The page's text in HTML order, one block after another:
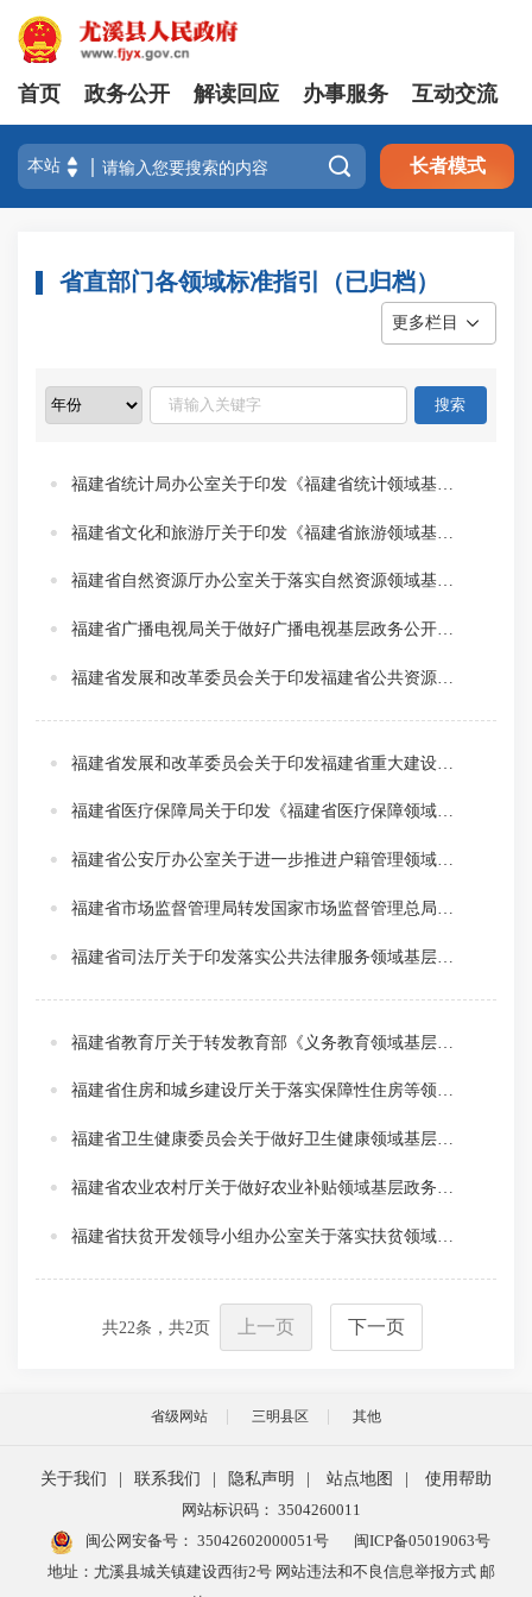
首页 政务公开 解读回应 办事服务 互动交流
 长者模式
省直部门各领域标准指引（已归档）
更多栏目
福建省自然资源厅办公室关于落实自然资源领域基层政务公开标准指引的通知
福建省广播电视局关于做好广播电视基层政务公开标准化规范化工作的通知
福建省医疗保障局关于印发《福建省医疗保障领域基层政务公开标准目录（试行）》的通知
福建省公安厅办公室关于进一步推进户籍管理领域基层政务公开工作的通知
福建省市场监督管理局转发国家市场监督管理总局《食品药品监管领域基层政务公开标准指引》的通知
福建省住房和城乡建设厅关于落实保障性住房等领域基层政务公开标准目录指引的通知
福建省卫生健康委员会关于做好卫生健康领域基层政务公开标准化规范化工作的通知
共22条，共2页 上一页 下一页
省级网站 三明县区 其他
关于我们 | 联系我们 | 隐私声明 | 站点地图 |
使用帮助
网站标识码： 3504260011
闽公网安备号： 35042602000051号
闽ICP备05019063号
地址：尤溪县城关镇建设西街2号 网站违法和不良信息举报方式 邮